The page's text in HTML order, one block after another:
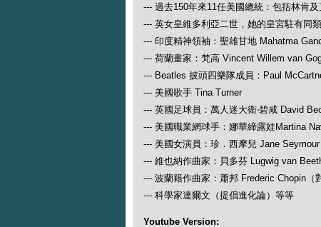
--- 過去150年來11任美國總統：包括林肯及
--- 英女皇維多利亞二世，她的皇宮駐有同
--- 印度精神領袖：聖雄甘地 Mahatma
--- 荷蘭畫家：梵高 Vincent Willem van
--- Beatles 披頭四樂隊成員：Paul
--- 美國歌手 Tina Turner
--- 英國足球員：萬人迷大衛‧碧咸 David
--- 美國職業網球手：娜華締露娃Martina
--- 美國女演員：珍．西摩兒 Jane
--- 維也納作曲家：貝多芬 Lugwig van
--- 波蘭籍作曲家：蕭邦 Frederic Chopin（
--- 科學家達爾文（提倡進化論）等等
Youtube Version: